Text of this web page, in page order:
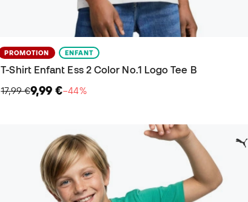
PROMOTION ENFANT
T-Shirt Enfant Ess 2 Color No.1 Logo Tee B
17,99 €9,99 €−44%